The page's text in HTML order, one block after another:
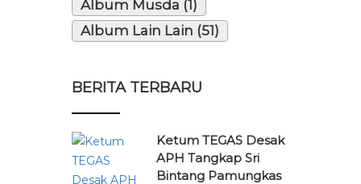
Album Musda (1)
Album Lain Lain (51)
BERITA TERBARU
Ketum TEGAS Desak
APH Tangkap Sri
Bintang Pamungkas